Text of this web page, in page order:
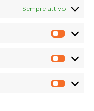
Sempre attivo
(BL)
(BL)